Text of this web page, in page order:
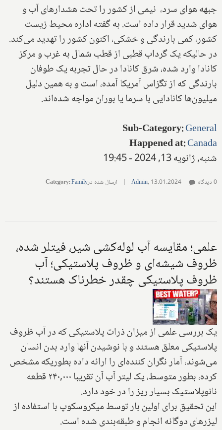
جبهه هوای سرد، نیمی از کشور را تحت هشدارهای آب و
هوای شدید قرار داده است. به گفته اداره محیط زیست
کشور، کمی بارندگی و خشکی، اکنون کشور را تهدید می‌کند.
در حالیکه یک گرداب قطبی از قطب شمال به غرب و مرکز
کانادا وارد شده، شرق کانادا در حال تجربه یک طوفان
بارندگی که از تگزاس آمریکا آمده، است و به همین دلیل
میلیون‌ها کانادایی با سرما یا بوران مواجه شده‌اند.
Sub-Category:General
Happened at:Canada
شنبه, ژانویه 13, 2024 - 19:45
Admin, 13.01.2024
| ارسال شده در Category:Family 0 دیدگاه
علمی؛ مقایسه آب لوله‌کشی شیر، فیتلر شده،
ظروف شیشه‌ای و ظروف پلاستیکی؛ آب
ظروف پلاستیکی چقدر خطرناک هستند؟
یک بررسی علمی از میزان ذرات پلاستیکی که در آب ظروف
پلاستیکی معلق هستند و با نوشیدن آنها وارد بدن انسان
می‌شوند، آمار نگران کننده‌ای را ارائه داده بطوریکه مشخص
کرده، بطور متوسط، یک لیتر آب آن تقریبا ۲۴۰,۰۰۰ قطعه
نانوپلاستیک بسیار ریز را در خود دارد.
این تحقیق برای اولین بار توسط میکروسکوپ با استفاده از
لیزرهای دوگانه انجام و طبقه‌بندی شده است.